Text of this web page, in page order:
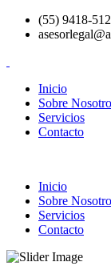
(55) 9418-
Inicio
Sobre
Servicios
Contacto
Inicio
Sobre
Servicios
Contacto